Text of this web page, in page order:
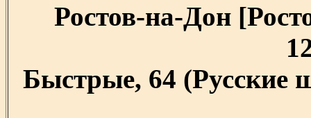
Ростов-на-Дон
Быстрые, 64 (Русские